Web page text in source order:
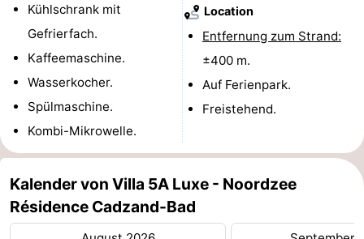
Golfplatze
-
Sportangeln
Haifischzähne
Essen
und
trinken
Veranstaltungen
Praktisch
Kühlschrank mit
Gefrierfach.
Kaffeemaschine.
Wasserkocher.
Spülmaschine.
Kombi-Mikrowelle.
Location
Entfernung zum Strand:
±400 m.
Auf Ferienpark.
Freistehend.
Kalender von Villa 5A Luxe - Noordzee
Résidence Cadzand-Bad